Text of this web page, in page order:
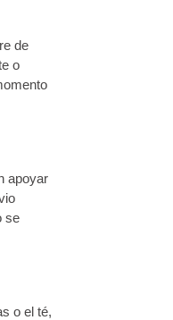
de
o
apoyar
se
o el té,